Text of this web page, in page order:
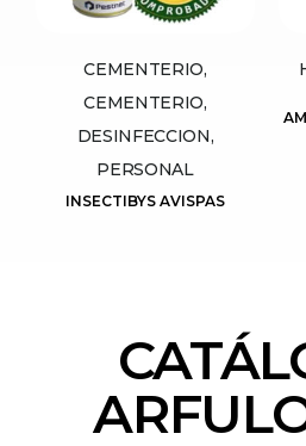
CEMENTERIO,
CEMENTERIO,
DESINFECCION,
PERSONAL
INSECTIBYS AVISPAS